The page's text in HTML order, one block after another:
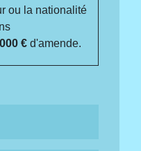
ou la nationalité
€ d'amende.